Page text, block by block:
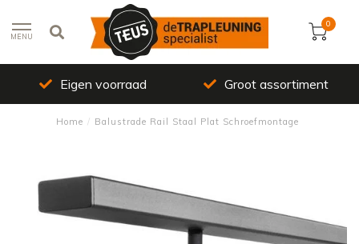
MENU
0
Eigen voorraad Groot assortiment
Home / Balustrade Rail Staal Plat Schroefmontage